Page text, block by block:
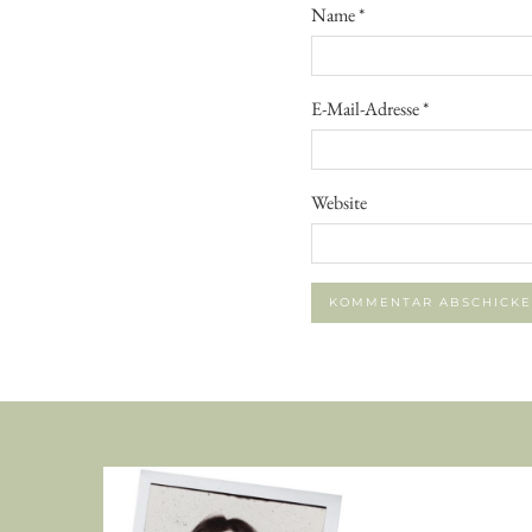
Name*
E-Mail-Adresse*
Website